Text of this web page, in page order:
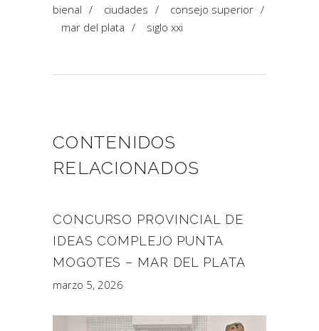
bienal / ciudades / consejo superior /
mar del plata / siglo xxi
CONTENIDOS
RELACIONADOS
CONCURSO PROVINCIAL DE
IDEAS COMPLEJO PUNTA
MOGOTES – MAR DEL PLATA
marzo 5, 2026